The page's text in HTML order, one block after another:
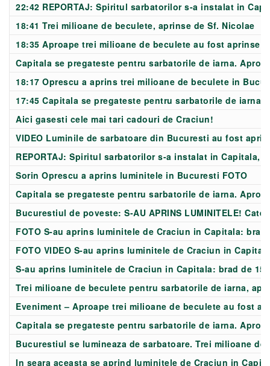
22:42 REPORTAJ: Spiritul sarbatorilor s-a instalat in
18:41 Trei milioane de beculete, aprinse de Sf. Nicolae
18:35 Aproape trei milioane de beculete au fost aprinse
Capitala se pregateste pentru sarbatorile de iarna.
18:17 Oprescu a aprins trei milioane de beculete in
17:45 Capitala se pregateste pentru sarbatorile de iarna.
Aici gasesti cele mai tari cadouri de Craciun!
VIDEO Luminile de sarbatoare din Bucuresti au fost
REPORTAJ: Spiritul sarbatorilor s-a instalat in Capitala,
Sorin Oprescu a aprins luminitele in Bucuresti FOTO
Capitala se pregateste pentru sarbatorile de iarna.
Bucurestiul de poveste: S-AU APRINS LUMINITELE!
FOTO S-au aprins luminitele de Craciun in Capitala:
FOTO VIDEO S-au aprins luminitele de Craciun in
S-au aprins luminitele de Craciun in Capitala: brad de
Trei milioane de beculete pentru sarbatorile de iarna,
Eveniment – Aproape trei milioane de beculete au fost
Capitala se pregateste pentru sarbatorile de iarna.
Bucurestiul se lumineaza de sarbatoare. Trei milioane
In seara aceasta se aprind luminitele de Craciun in